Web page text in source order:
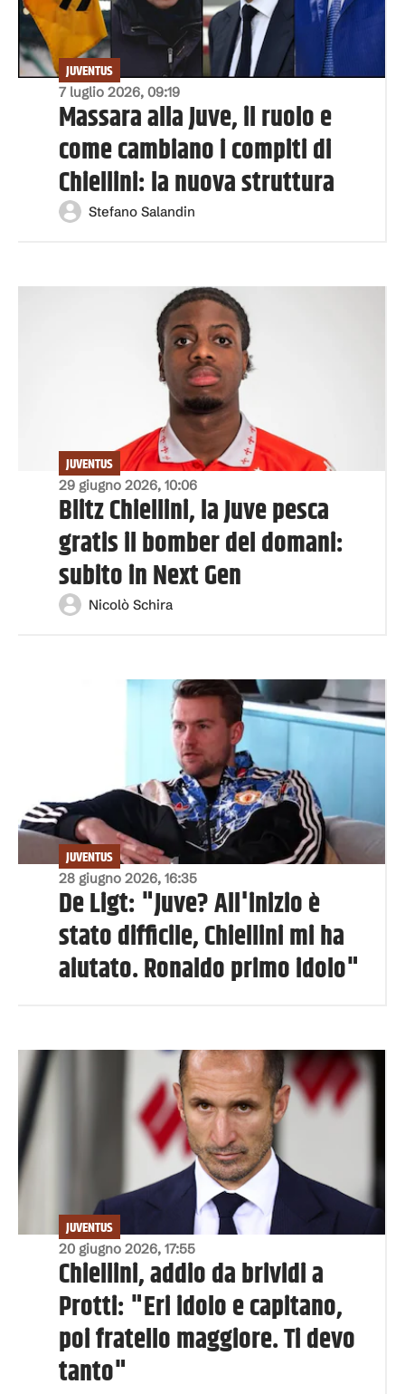
7 luglio 2026, 09:19
JUVENTUS
Massara alla Juve, il ruolo e
come cambiano i compiti di
Chiellini: la nuova struttura
Stefano Salandin
29 giugno 2026, 10:06
JUVENTUS
Blitz Chiellini, la Juve pesca
gratis il bomber del domani:
subito in Next Gen
Nicolò Schira
28 giugno 2026, 16:35
JUVENTUS
De Ligt: "Juve? All'inizio è
stato difficile, Chiellini mi ha
aiutato. Ronaldo primo idolo"
20 giugno 2026, 17:55
JUVENTUS
Chiellini, addio da brividi a
Protti: "Eri idolo e capitano,
poi fratello maggiore. Ti devo
tanto"